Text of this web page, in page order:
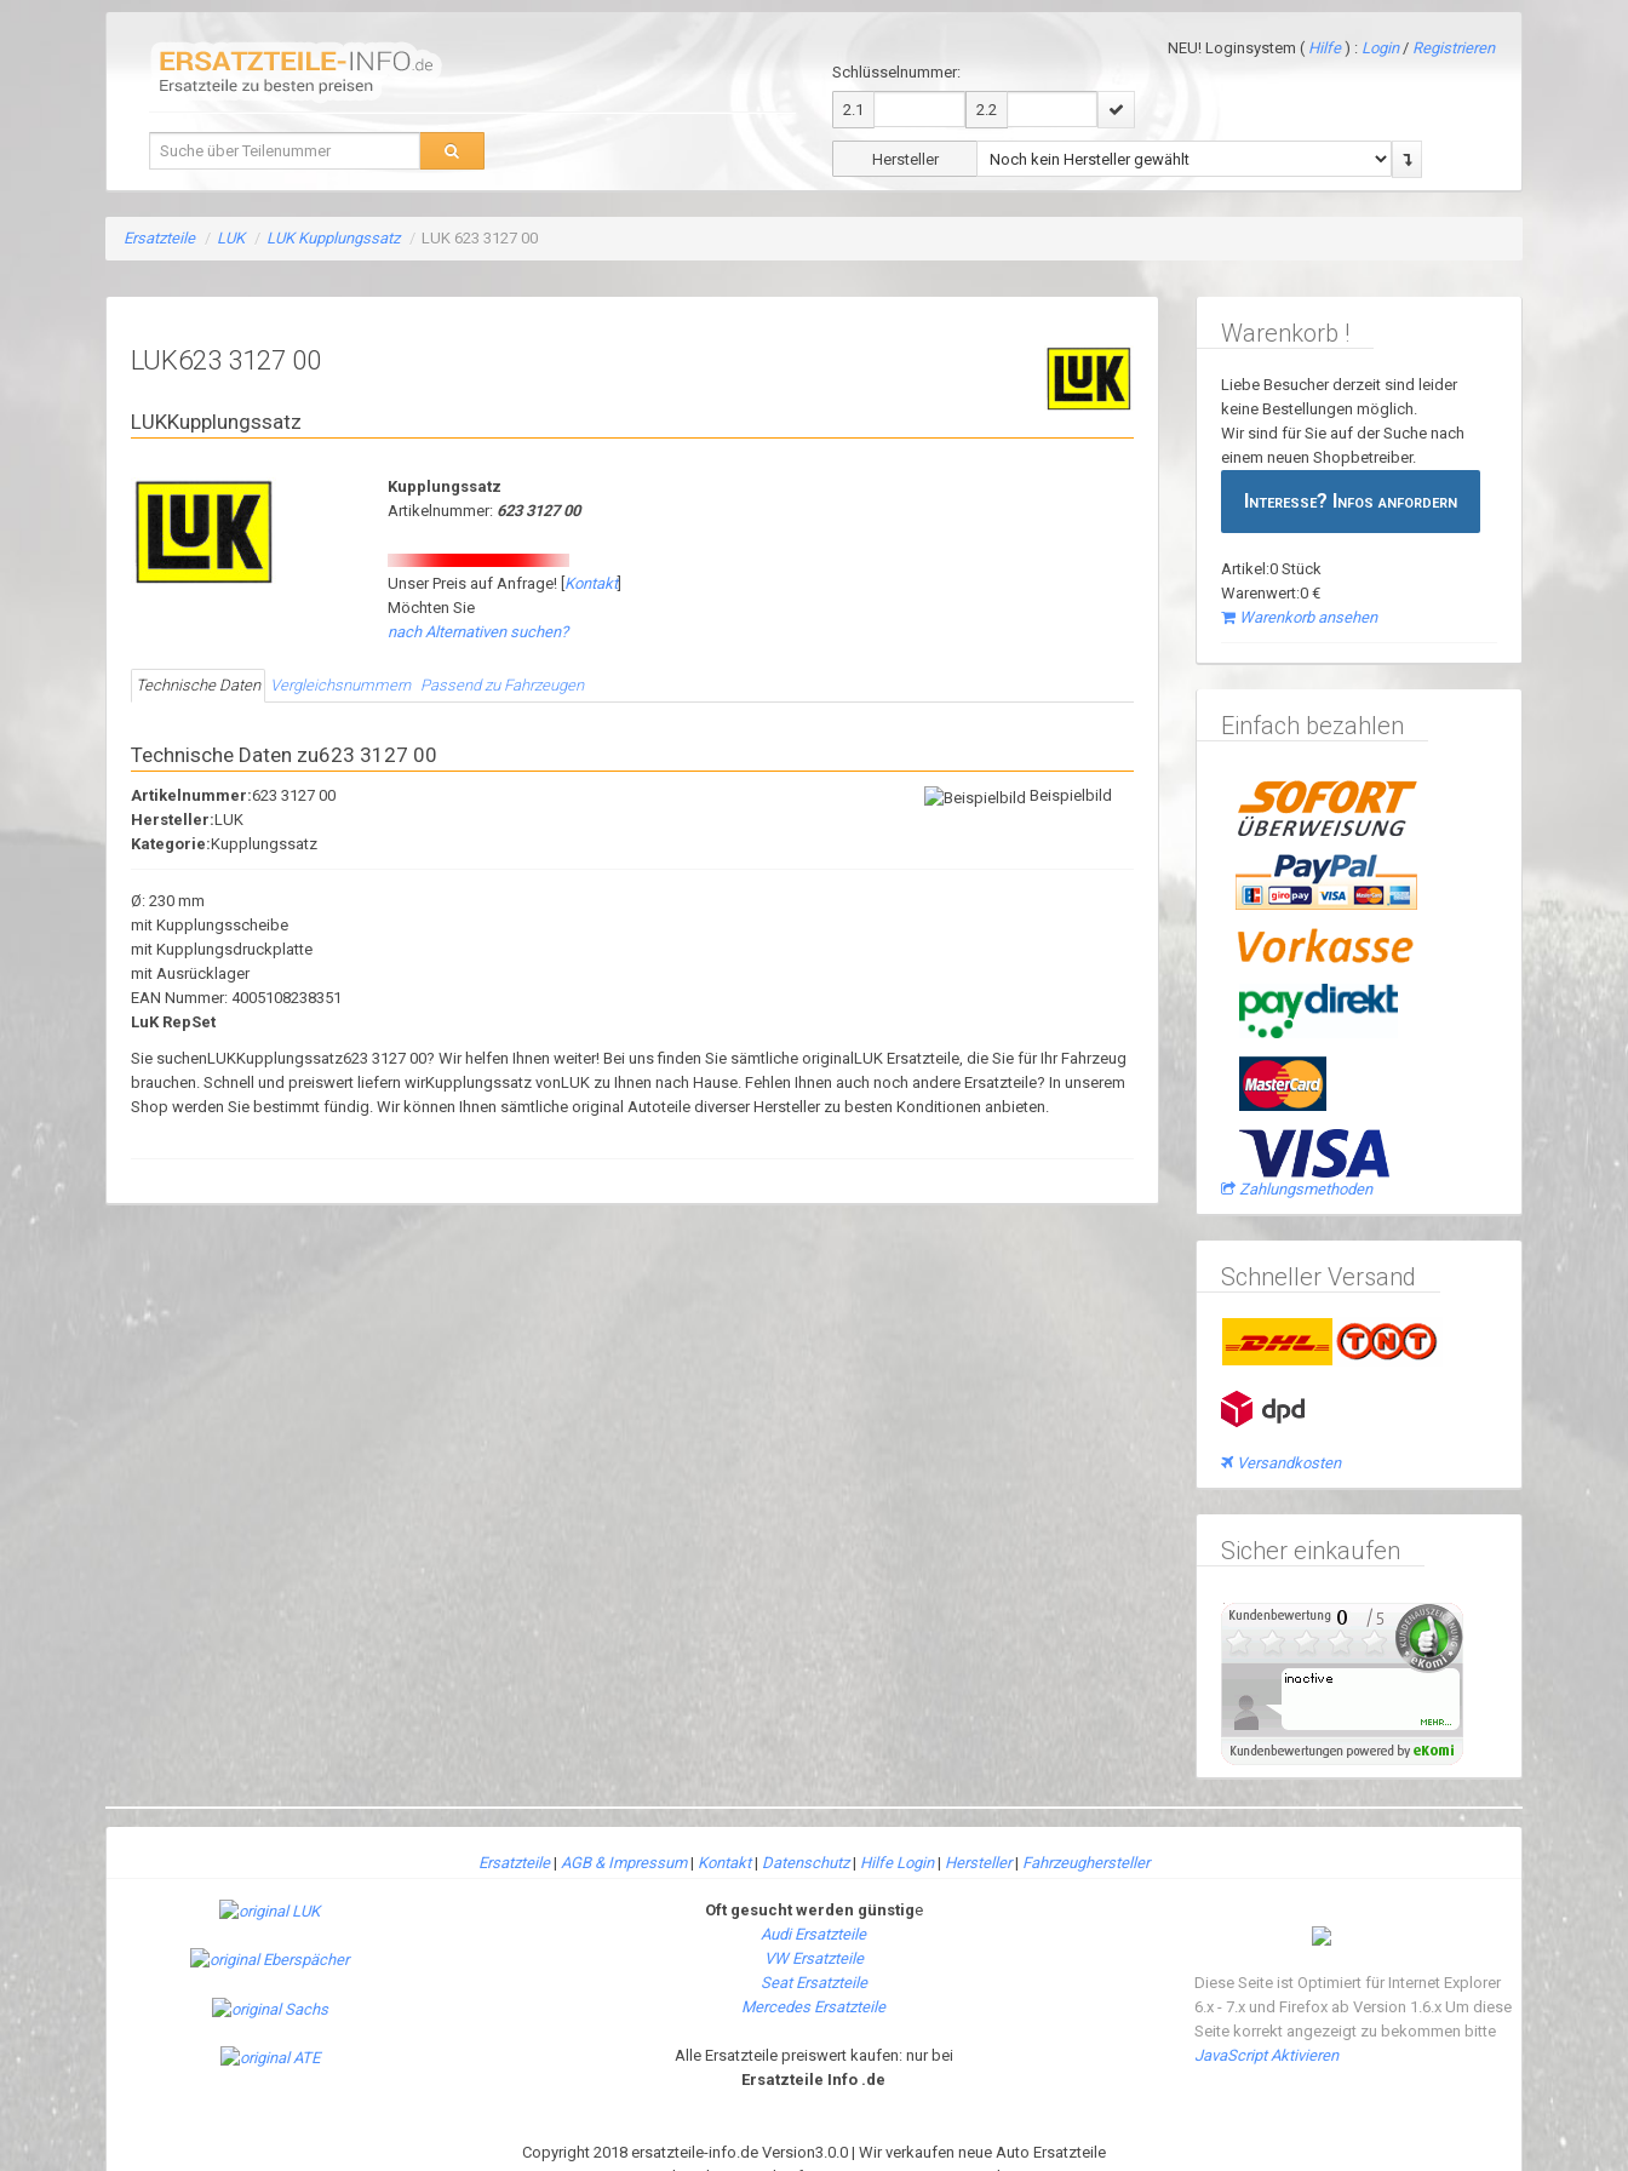
NEU! Loginsystem ( Hilfe) : Login/ Registrieren
Schlüsselnummer:
2.1 2.2
Hersteller
Ersatzteile / LUK / LUK Kupplungssatz / LUK 623 3127 00
LUK623 3127 00
LUKKupplungssatz
Kupplungssatz
Artikelnummer: 623 3127 00
Unser Preis auf Anfrage! [ Kontakt]
Möchten Sie
nach Alternativen suchen?
Technische Daten Vergleichsnummern Passend zu Fahrzeugen
Technische Daten zu623 3127 00
Beispielbild
Artikelnummer:623 3127 00
Hersteller:LUK
Kategorie:Kupplungssatz
Ø: 230 mm
mit Kupplungsscheibe
mit Kupplungsdruckplatte
mit Ausrücklager
EAN Nummer: 4005108238351
LuK RepSet
Sie suchenLUKKupplungssatz623 3127 00? Wir helfen Ihnen weiter! Bei uns finden Sie sämtliche originalLUK Ersatzteile, die Sie für Ihr Fahrzeug
brauchen. Schnell und preiswert liefern wirKupplungssatz vonLUK zu Ihnen nach Hause. Fehlen Ihnen auch noch andere Ersatzteile? In unserem
Shop werden Sie bestimmt fündig. Wir können Ihnen sämtliche original Autoteile diverser Hersteller zu besten Konditionen anbieten.
Warenkorb !
Liebe Besucher derzeit sind leider
keine Bestellungen möglich.
Wir sind für Sie auf der Suche nach
einem neuen Shopbetreiber.
Interesse? Infos anfordern
Artikel:0 Stück
Warenwert:0 €
Warenkorb ansehen
Einfach bezahlen
Zahlungsmethoden
Schneller Versand
Versandkosten
Sicher einkaufen
Ersatzteile| AGB & Impressum| Kontakt| Datenschutz| Hilfe Login| Hersteller| Fahrzeughersteller
Oft gesucht werden günstige
Audi Ersatzteile
VW Ersatzteile
Seat Ersatzteile
Mercedes Ersatzteile
Alle Ersatzteile preiswert kaufen: nur bei
Ersatzteile Info .de
Diese Seite ist Optimiert für Internet Explorer
6.x - 7.x und Firefox ab Version 1.6.x Um diese
Seite korrekt angezeigt zu bekommen bitte
JavaScript Aktivieren
Copyright 2018 ersatzteile-info.de Version3.0.0 | Wir verkaufen neue Auto Ersatzteile